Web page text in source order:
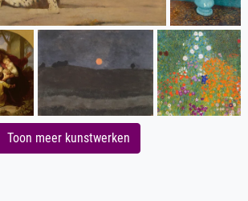
Toon meer kunstwerken